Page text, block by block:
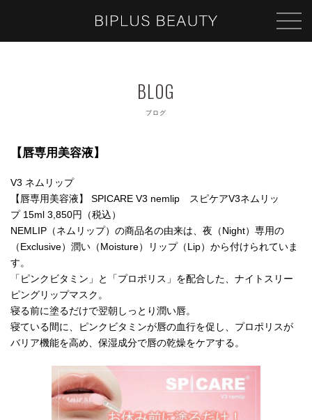
ブログ
【唇専用美容液】
V3 ネムリップ
【唇専用美容液】 SPICARE V3 nemlip スピケアV3ネムリッ
プ 15ml 3,850円（税込）
NEMLIP（ネムリップ）の商品名の由来は、夜（Night）専用の
（Exclusive）潤い（Moisture）リップ（Lip）から付けられていま
す。
「ピンクビタミン」と「プロポリス」を配合した、ナイトスリー
ピングリップマスク。
寝る前に塗るだけで翌朝しっとり潤い唇。
寝ている間に、ピンクビタミンが唇の血行を促し、プロポリスが
バリア機能を高め、保湿成分で唇の乾燥をケアする。